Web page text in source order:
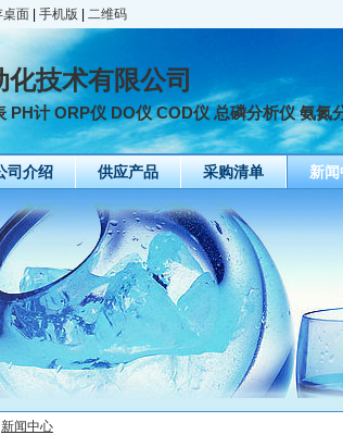
桌面 手机版 二维码
技术有限公司
PH计 ORP仪 DO仪 COD仪 总磷分析仪 氨氮
司介绍 供应产品 采购清单 新闻
新闻中心